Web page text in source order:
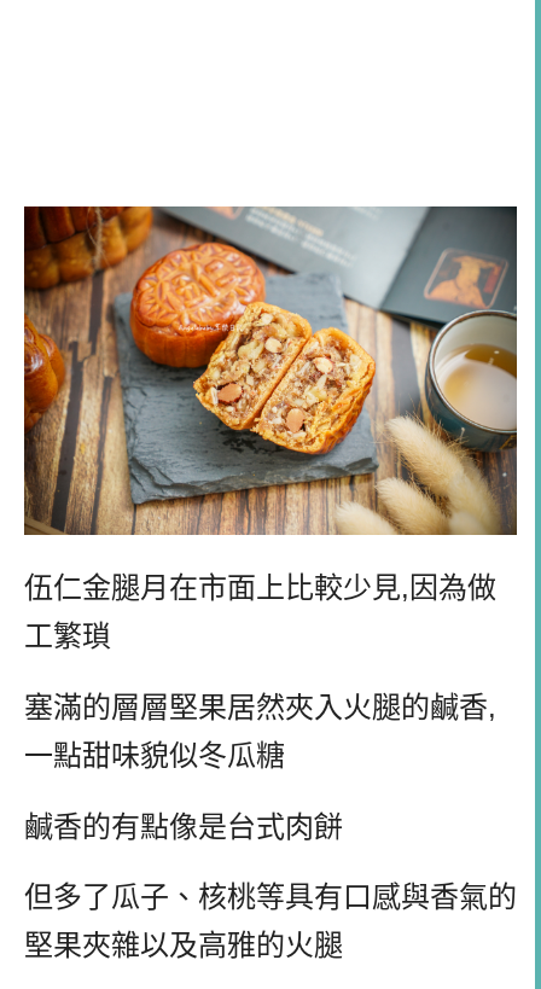
伍仁金腿月在市面上比較少見, 因為做
工繁瑣
塞滿的層層堅果居然夾入火腿的鹹香,
一點甜味貌似冬瓜糖
鹹香的有點像是台式肉餅
但多了瓜子、核桃等具有口感與香氣的
堅果夾雜以及高雅的火腿